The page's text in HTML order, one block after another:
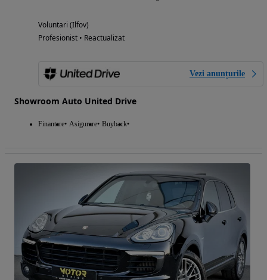
Voluntari (Ilfov)
Profesionist • Reactualizat
Vezi anunțurile
Showroom Auto United Drive
Finantare Asigurare Buyback